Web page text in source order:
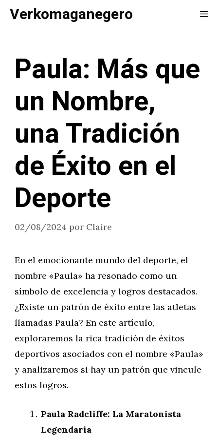
SaltarVerkomaganegero
Paula: Más que
un Nombre,
una Tradición
de Éxito en el
Deporte
02/08/2024 por Claire
En el emocionante mundo del deporte, el
nombre «Paula» ha resonado como un
símbolo de excelencia y logros destacados.
¿Existe un patrón de éxito entre las atletas
llamadas Paula? En este artículo,
exploraremos la rica tradición de éxitos
deportivos asociados con el nombre «Paula»
y analizaremos si hay un patrón que vincule
estos logros.
Paula Radcliffe: La Maratonista
Legendaria